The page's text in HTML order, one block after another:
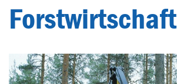
Forstwirtschaft